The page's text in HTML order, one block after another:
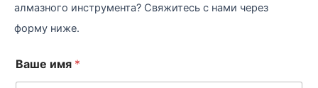
алмазного инструмента? Свяжитесь с нами через
форму ниже.
Ваше имя *